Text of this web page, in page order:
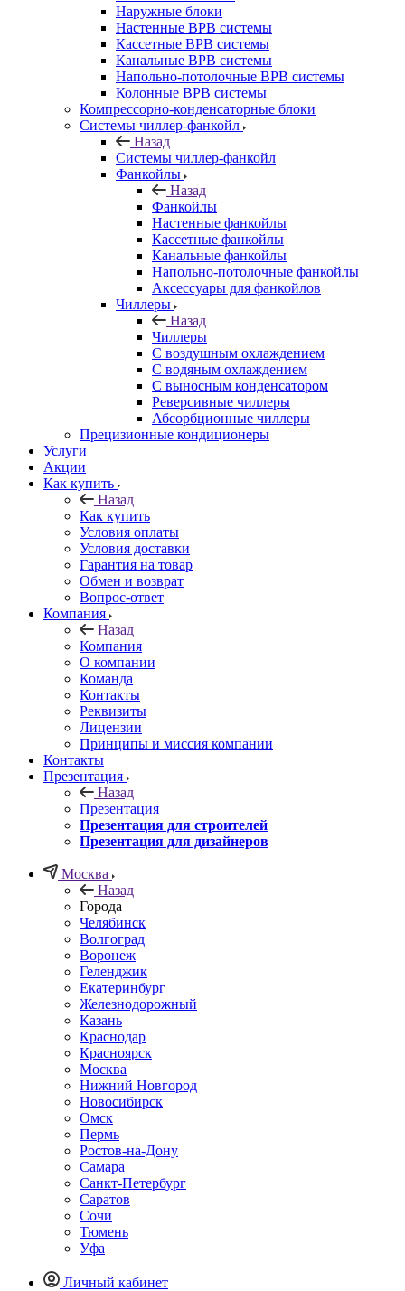
Наружные блоки
Настенные ВРВ системы
Кассетные ВРВ системы
Канальные ВРВ системы
Напольно-потолочные ВРВ системы
Колонные ВРВ системы
Компрессорно-конденсаторные блоки
Системы чиллер-фанкойл
Назад
Системы чиллер-фанкойл
Фанкойлы
Назад
Фанкойлы
Настенные фанкойлы
Кассетные фанкойлы
Канальные фанкойлы
Напольно-потолочные фанкойлы
Аксессуары для фанкойлов
Чиллеры
Назад
Чиллеры
С воздушным охлаждением
С водяным охлаждением
С выносным конденсатором
Реверсивные чиллеры
Абсорбционные чиллеры
Прецизионные кондиционеры
Услуги
Акции
Как купить
Назад
Как купить
Условия оплаты
Условия доставки
Гарантия на товар
Обмен и возврат
Вопрос-ответ
Компания
Назад
Компания
О компании
Команда
Контакты
Реквизиты
Лицензии
Принципы и миссия компании
Контакты
Презентация
Назад
Презентация
Презентация для строителей
Презентация для дизайнеров
Москва
Назад
Города
Челябинск
Волгоград
Воронеж
Геленджик
Екатеринбург
Железнодорожный
Казань
Краснодар
Красноярск
Москва
Нижний Новгород
Новосибирск
Омск
Пермь
Ростов-на-Дону
Самара
Санкт-Петербург
Саратов
Сочи
Тюмень
Уфа
Личный кабинет